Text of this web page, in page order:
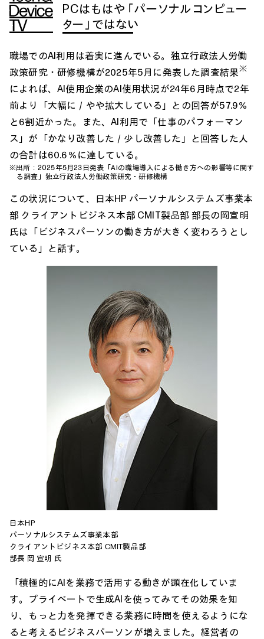
PCはもはや「パーソナルコンピュー
ター」ではない
職場でのAI利用は着実に進んでいる。独立行政法人労働
政策研究・研修機構が2025年5月に発表した調査結果※
によれば、AI使用企業のAI使用状況が24年6月時点で2年
前より「大幅に／やや拡大している」との回答が57.9％
と6割近かった。また、AI利用で「仕事のパフォーマン
ス」が「かなり改善した／少し改善した」と回答した人
の合計は60.6％に達している。
※出所：2025年5月23日発表「AIの職場導入による働き方への影響等に関す
る調査」独立行政法人労働政策研究・研修機構
この状況について、日本HP パーソナルシステムズ事業本
部 クライアントビジネス本部 CMIT製品部 部長の岡宣明
氏は「ビジネスパーソンの働き方が大きく変わろうとし
ている」と話す。
日本HP
パーソナルシステムズ事業本部
クライアントビジネス本部 CMIT製品部
部長 岡 宣明 氏
「積極的にAIを業務で活用する動きが顕在化していま
す。プライベートで生成AIを使ってみてその効果を知
り、もっと力を発揮できる業務に時間を使えるようにな
ると考えるビジネスパーソンが増えました。経営者の